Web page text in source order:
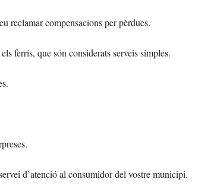
reclamar compensacions per pèrdues.
ferris, que són considerats serveis simples.
d’atenció al consumidor del vostre municipi.